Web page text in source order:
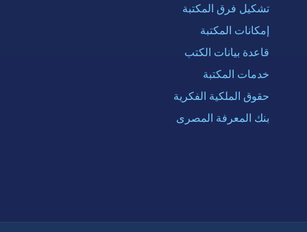
تشكيل فرق المكتبة
إمكانات المكتبة
قاعدة بيانات الكتب
خدمات المكتبة
حقوق الملكية الفكرية
بنك المعرفة المصرى